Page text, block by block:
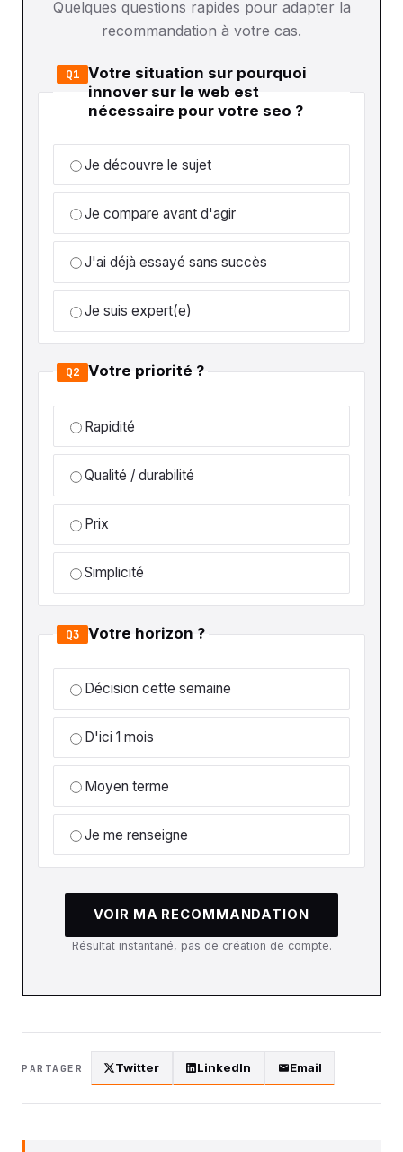
Quelques questions rapides pour adapter la
recommandation à votre cas.
Q1 Votre situation sur pourquoi
innover sur le web est
nécessaire pour votre seo ?
Je découvre le sujet
Je compare avant d'agir
J'ai déjà essayé sans succès
Je suis expert(e)
Q2 Votre priorité ?
Rapidité
Qualité / durabilité
Prix
Simplicité
Q3 Votre horizon ?
Décision cette semaine
D'ici 1 mois
Moyen terme
Je me renseigne
VOIR MA RECOMMANDATION
Résultat instantané, pas de création de compte.
PARTAGER Twitter LinkedIn Email